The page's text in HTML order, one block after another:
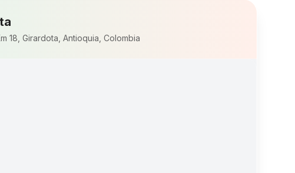
18, Girardota, Antioquia, Colombia